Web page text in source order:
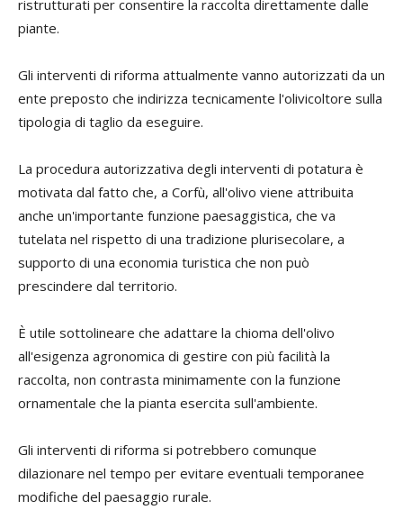
ristrutturati per consentire la raccolta direttamente dalle
piante.
Gli interventi di riforma attualmente vanno autorizzati da un
ente preposto che indirizza tecnicamente l'olivicoltore sulla
tipologia di taglio da eseguire.
La procedura autorizzativa degli interventi di potatura è
motivata dal fatto che, a Corfù, all'olivo viene attribuita
anche un'importante funzione paesaggistica, che va
tutelata nel rispetto di una tradizione plurisecolare, a
supporto di una economia turistica che non può
prescindere dal territorio.
È utile sottolineare che adattare la chioma dell'olivo
all'esigenza agronomica di gestire con più facilità la
raccolta, non contrasta minimamente con la funzione
ornamentale che la pianta esercita sull'ambiente.
Gli interventi di riforma si potrebbero comunque
dilazionare nel tempo per evitare eventuali temporanee
modifiche del paesaggio rurale.